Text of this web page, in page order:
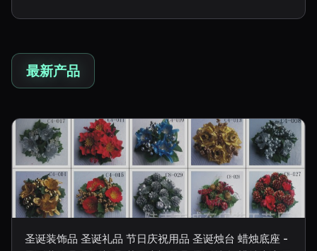
最新产品
圣诞装饰品 圣诞礼品 节日庆祝用品 圣诞烛台 蜡烛底座 -